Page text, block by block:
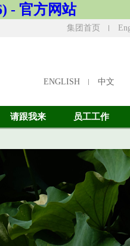
- 官方网站
集团首页
ENGLISH 中文
请跟我来 员工工作